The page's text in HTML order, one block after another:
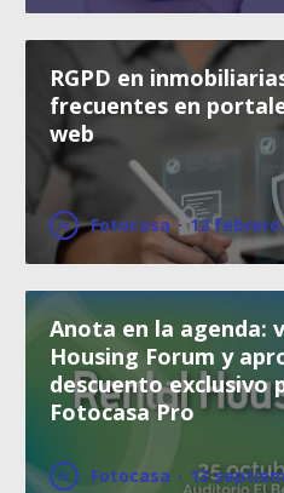
RGPD en
frecuentes en
web
Fotocasa · 12 febrero
Anota en la agenda:
Housing Forum y
descuento exclusivo
Fotocasa Pro
Fotocasa · 13